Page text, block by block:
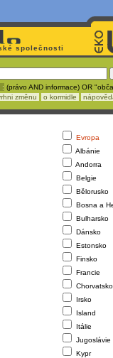
společnosti
: (právo AND informace) OR
změnu
o kormidle
Evropa
Albánie
Andorra
Belgie
Bělorusko
Bosna a
Bulharsko
Dánsko
Estonsko
Finsko
Francie
Chorvatsko
Irsko
Island
Itálie
Jugoslávie
Kypr